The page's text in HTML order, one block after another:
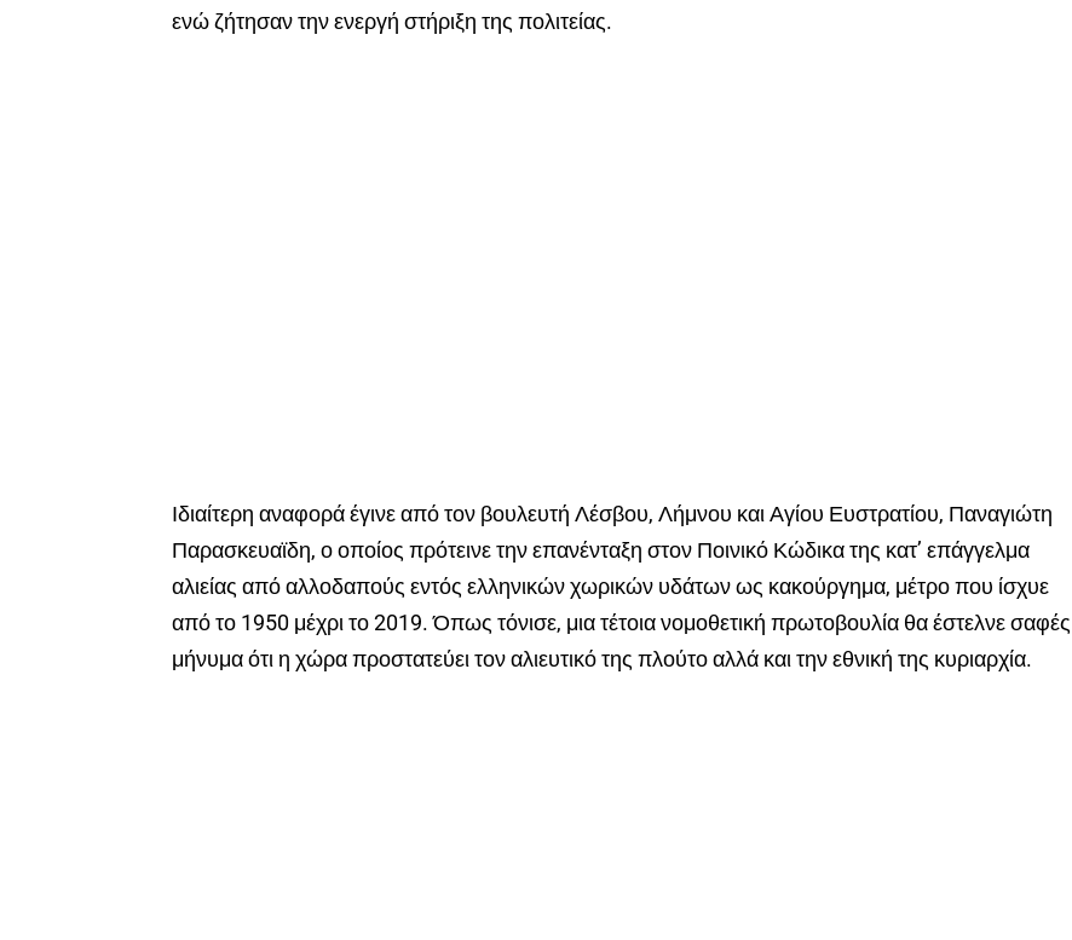
ενώ ζήτησαν την ενεργή στήριξη της πολιτείας.
Ιδιαίτερη αναφορά έγινε από τον βουλευτή Λέσβου, Λήμνου και Αγίου Ευστρατίου, Παναγιώτη
Παρασκευαϊδη, ο οποίος πρότεινε την επανένταξη στον Ποινικό Κώδικα της κατ’ επάγγελμα
αλιείας από αλλοδαπούς εντός ελληνικών χωρικών υδάτων ως κακούργημα, μέτρο που ίσχυε
από το 1950 μέχρι το 2019. Όπως τόνισε, μια τέτοια νομοθετική πρωτοβουλία θα έστελνε σαφές
μήνυμα ότι η χώρα προστατεύει τον αλιευτικό της πλούτο αλλά και την εθνική της κυριαρχία.